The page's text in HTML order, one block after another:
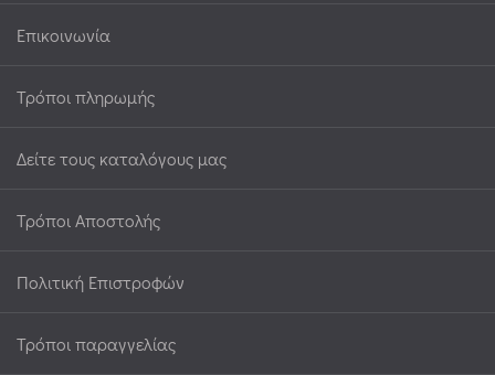
Επικοινωνία
Τρόποι πληρωμής
Δείτε τους καταλόγους μας
Τρόποι Αποστολής
Πολιτική Επιστροφών
Τρόποι παραγγελίας